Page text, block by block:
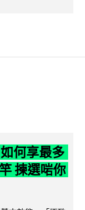
何享最多
揀選啱你